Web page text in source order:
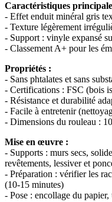
Caractéristiques
- Effet enduit minéral gris
- Texture légèrement
- Support : vinyle expansé
- Classement A+ pour les
Propriétés :
- Sans phtalates et sans
- Certifications : FSC (bois
- Résistance et durabilité
- Facile à entretenir
- Dimensions du rouleau :
Mise en œuvre :
- Supports : murs secs,
revêtements, lessiver et
- Préparation : vérifier les
(10-15 minutes)
- Pose : encollage du